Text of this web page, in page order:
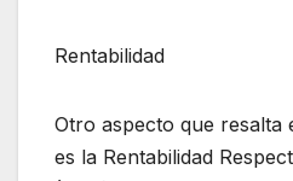
Rentabilidad
Otro aspecto que resalta
es la Rentabilidad